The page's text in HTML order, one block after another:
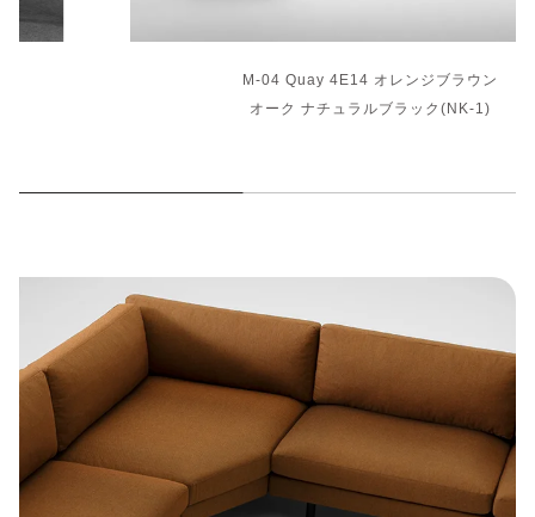
M-04 Quay 4E14 オレンジブラウン
オーク ナチュラルブラック(NK-1)